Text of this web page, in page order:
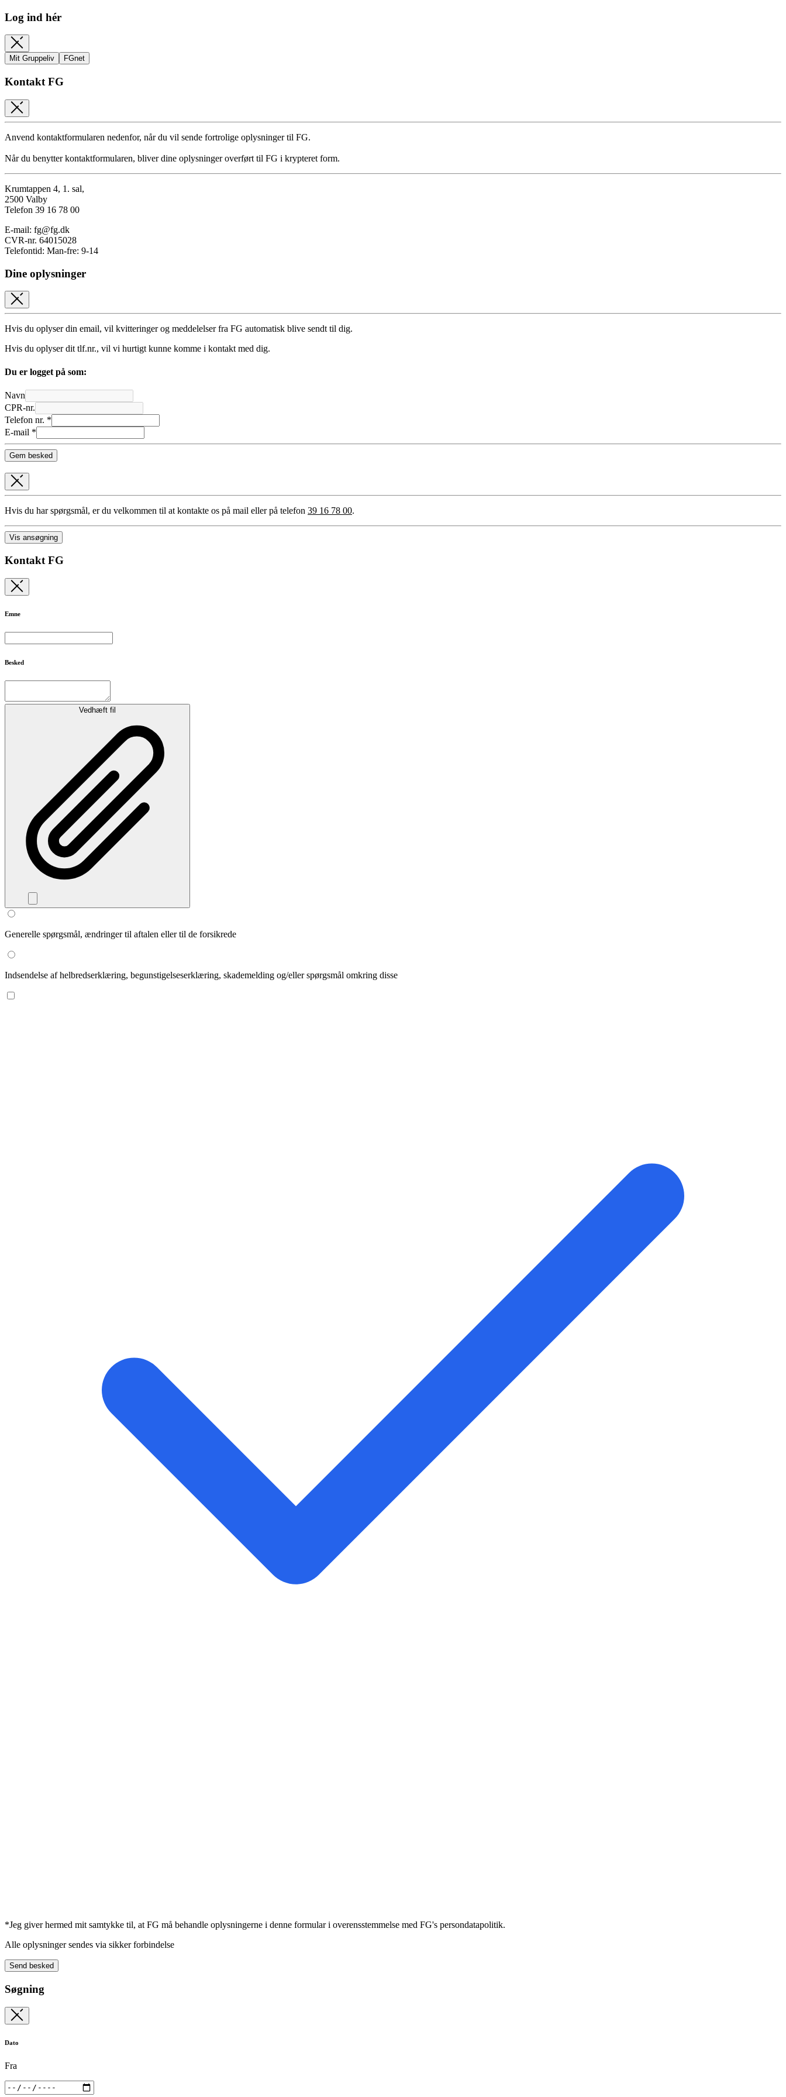
Log ind hér
Mit Gruppeliv FGnet
Kontakt FG
Anvend kontaktformularen nedenfor, når du vil sende fortrolige oplysninger til FG.
Når du benytter kontaktformularen, bliver dine oplysninger overført til FG i krypteret form.
Krumtappen 4, 1. sal,
2500 Valby
Telefon 39 16 78 00
E-mail: fg@fg.dk
CVR-nr. 64015028
Telefontid: Man-fre: 9-14
Dine oplysninger
Hvis du oplyser din email, vil kvitteringer og meddelelser fra FG automatisk blive sendt til dig.
Hvis du oplyser dit tlf.nr., vil vi hurtigt kunne komme i kontakt med dig.
Du er logget på som:
Navn
CPR-nr.
Telefon nr. *
E-mail *
Gem besked
Hvis du har spørgsmål, er du velkommen til at kontakte os på mail eller på telefon 39 16 78 00.
Vis ansøgning
Kontakt FG
Emne
Besked
Vedhæft fil
Generelle spørgsmål, ændringer til aftalen eller til de forsikrede
Indsendelse af helbredserklæring, begunstigelseserklæring, skademelding og/eller spørgsmål omkring disse
*Jeg giver hermed mit samtykke til, at FG må behandle oplysningerne i denne formular i overensstemmelse med FG's persondatapolitik.
Alle oplysninger sendes via sikker forbindelse
Send besked
Søgning
Dato
Fra